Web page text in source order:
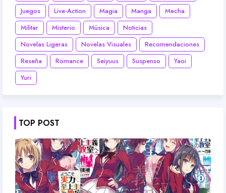
Juegos
Live-Action Magia Manga
Mecha
Militar
Misterio Música
Noticias
Novelas Ligeras
Novelas Visuales
Recomendaciones
Reseña
Romance Seiyuus Suspenso
Yaoi
Yuri
TOP POST